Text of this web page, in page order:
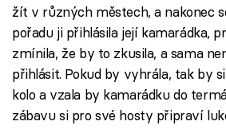
žít v různých městech, a nakonec
pořadu ji přihlásila její kamarádka,
zmínila, že by to zkusila, a sama
přihlásit. Pokud by vyhrála, tak by
kolo a vzala by kamarádku do
zábavu si pro své hosty připraví